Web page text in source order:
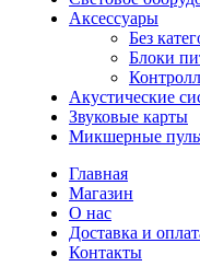
Аксессуары
Без
Блоки
Акустические
Звуковые карты
Микшерные
Главная
Магазин
О нас
Доставка и
Контакты